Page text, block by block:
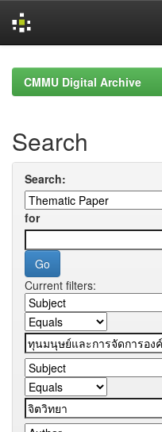
navigationCMMU Digital Archive
Search
Search:
for
Current filters: